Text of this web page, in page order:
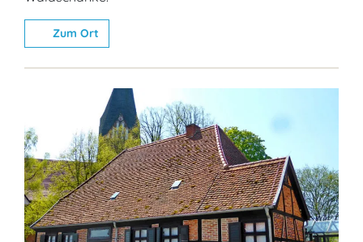
Zum Ort